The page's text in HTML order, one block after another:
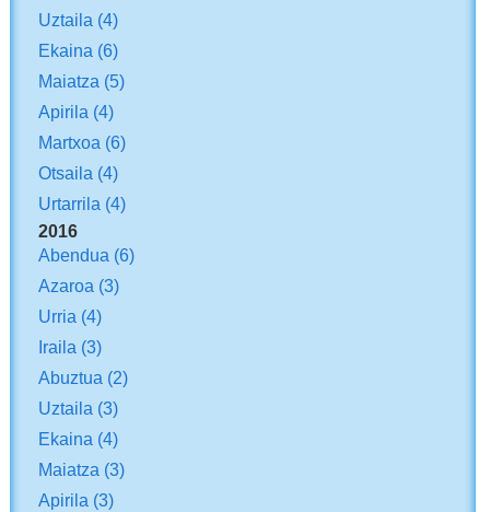
Uztaila (4)
Ekaina (6)
Maiatza (5)
Apirila (4)
Martxoa (6)
Otsaila (4)
Urtarrila (4)
2016
Abendua (6)
Azaroa (3)
Urria (4)
Iraila (3)
Abuztua (2)
Uztaila (3)
Ekaina (4)
Maiatza (3)
Apirila (3)